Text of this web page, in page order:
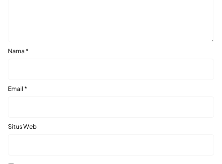
Nama *
Email *
Situs Web